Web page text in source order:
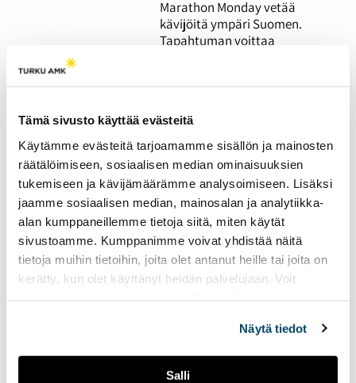
Tämä sivusto käyttää evästeitä
Käytämme evästeitä tarjoamamme sisällön ja mainosten
räätälöimiseen, sosiaalisen median ominaisuuksien
tukemiseen ja kävijämäärämme analysoimiseen. Lisäksi
jaamme sosiaalisen median, mainosalan ja analytiikka-
alan kumppaneillemme tietoja siitä, miten käytät
sivustoamme. Kumppanimme voivat yhdistää näitä
tietoja muihin tietoihin, joita olet antanut heille tai joita on
kerätty, kun olet käyttänyt heidän palvelujaan. Voit
Näytä tiedot
Salli
Marathon Monday vetää
kävijöitä ympäri Suomen.
Tapahtuman voittaa
tämä kuitenkaan alkoholin
Opiskelijat juhlivat
vappua säästä
riippumatta
17.05.2023 UUTISET
Vappua juhlitaan
perinteisesti ulkona ja
haalarikansa täyttää
katukuvan. Ensimmäistä
opiskelijavappuaan viettävä
ei aio menettää kokemusta,
vaikka sää ei suosisi ulkona
oleskelua.